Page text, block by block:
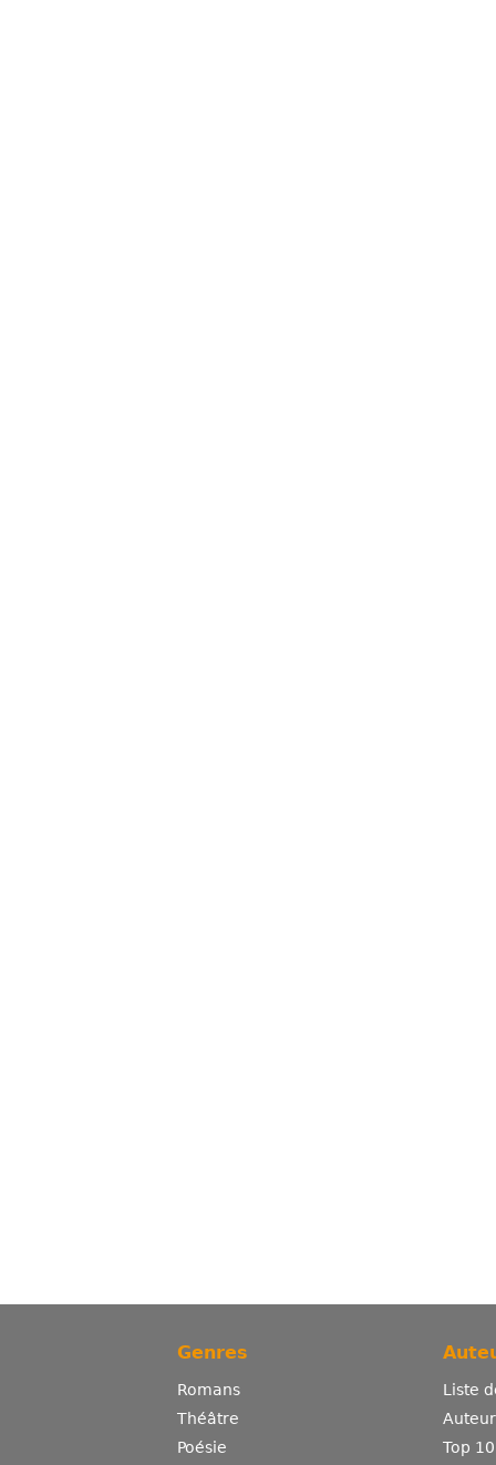
Genres
Romans
Théâtre
Poésie
Liste
Top